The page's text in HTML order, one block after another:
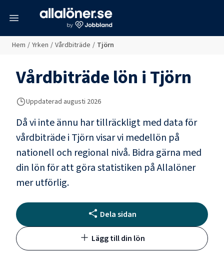
Hem / Yrken / Vårdbiträde / Tjörn
Vårdbiträdelön iTjörn
Uppdaterad augusti 2026
Då vi inte ännu har tillräckligt med data för
vårdbiträdei Tjörnvisar vi medellön på
nationell och regional nivå. Bidra gärna med
din lön för att göra statistiken på Allalöner
mer utförlig.
Dela sidan
Lägg till din lön